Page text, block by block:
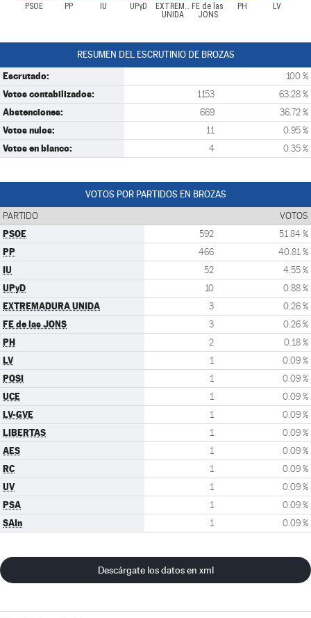
PSOE PP IU UPyD
EXTREMADURA
UNIDA
FE de las
JONS
PH LV
RESUMEN DEL ESCRUTINIO DE BROZAS
Escrutado: 100 %
Votos contabilizados: 1153 63.28 %
Abstenciones: 669 36.72 %
Votos nulos: 11 0.95 %
Votos en blanco: 4 0.35 %
VOTOS POR PARTIDOS EN BROZAS
PARTIDO VOTOS
PSOE 592 51.84 %
PP 466 40.81 %
IU 52 4.55 %
UPyD 10 0.88 %
EXTREMADURA UNIDA 3 0.26 %
FE de las JONS 3 0.26 %
PH 2 0.18 %
LV 1 0.09 %
POSI 1 0.09 %
UCE 1 0.09 %
LV-GVE 1 0.09 %
LIBERTAS 1 0.09 %
AES 1 0.09 %
RC 1 0.09 %
UV 1 0.09 %
PSA 1 0.09 %
SAIn 1 0.09 %
Descárgate los datos en xml